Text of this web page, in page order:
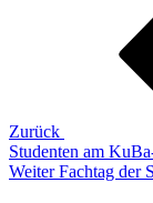
Zurück
Studenten am
Nächster
Weiter Fachtag der